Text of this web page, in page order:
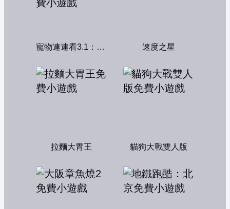
寵物連連看3.1：共享版 速度之星
拉麵大胃王 貓狗大戰雙人版